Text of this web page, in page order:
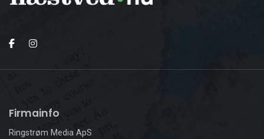
Firmainfo
Ringstrøm Media ApS